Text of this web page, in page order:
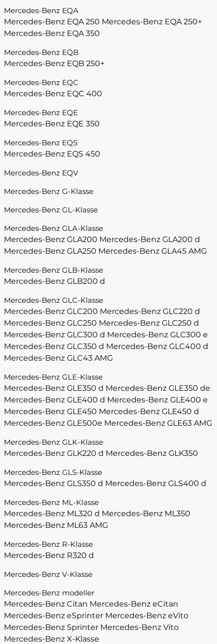
Mercedes-Benz EQA
Mercedes-Benz EQA 250 Mercedes-Benz EQA 250+
Mercedes-Benz EQA 350
Mercedes-Benz EQB
Mercedes-Benz EQB 250+
Mercedes-Benz EQC
Mercedes-Benz EQC 400
Mercedes-Benz EQE
Mercedes-Benz EQE 350
Mercedes-Benz EQS
Mercedes-Benz EQS 450
Mercedes-Benz EQV
Mercedes-Benz G-Klasse
Mercedes-Benz GL-Klasse
Mercedes-Benz GLA-Klasse
Mercedes-Benz GLA200 Mercedes-Benz GLA200 d
Mercedes-Benz GLA250 Mercedes-Benz GLA45 AMG
Mercedes-Benz GLB-Klasse
Mercedes-Benz GLB200 d
Mercedes-Benz GLC-Klasse
Mercedes-Benz GLC200 Mercedes-Benz GLC220 d
Mercedes-Benz GLC250 Mercedes-Benz GLC250 d
Mercedes-Benz GLC300 d Mercedes-Benz GLC300 e
Mercedes-Benz GLC350 d Mercedes-Benz GLC400 d
Mercedes-Benz GLC43 AMG
Mercedes-Benz GLE-Klasse
Mercedes-Benz GLE350 d Mercedes-Benz GLE350 de
Mercedes-Benz GLE400 d Mercedes-Benz GLE400 e
Mercedes-Benz GLE450 Mercedes-Benz GLE450 d
Mercedes-Benz GLE500e Mercedes-Benz GLE63 AMG
Mercedes-Benz GLK-Klasse
Mercedes-Benz GLK220 d Mercedes-Benz GLK350
Mercedes-Benz GLS-Klasse
Mercedes-Benz GLS350 d Mercedes-Benz GLS400 d
Mercedes-Benz ML-Klasse
Mercedes-Benz ML320 d Mercedes-Benz ML350
Mercedes-Benz ML63 AMG
Mercedes-Benz R-Klasse
Mercedes-Benz R320 d
Mercedes-Benz V-Klasse
Mercedes-Benz modeller
Mercedes-Benz Citan Mercedes-Benz eCitan
Mercedes-Benz eSprinter Mercedes-Benz eVito
Mercedes-Benz Sprinter Mercedes-Benz Vito
Mercedes-Benz X-Klasse